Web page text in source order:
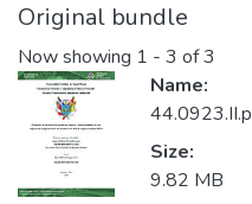
Original bundle
Now showing 1 - 3 of 3
Name:
Size:
9.82 MB